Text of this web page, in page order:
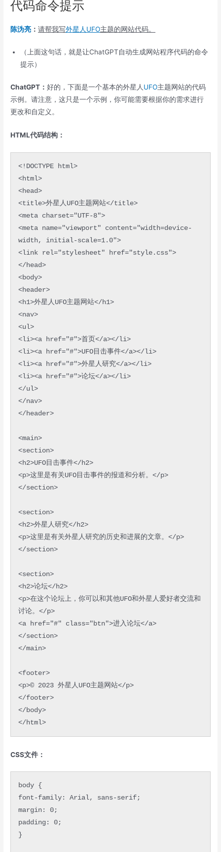
代码命令提示
陈沩亮 ：请帮我写外星人 UFO主题的网站代码。
（上面这句话，就是让ChatGPT自动生成网站程序代码的命令
提示）
ChatGPT：好的，下面是一个基本的外星人 UFO主题网站的代码
示例。请注意，这只是一个示例，你可能需要根据你的需求进行
更改和自定义。
HTML代码结构：
<!DOCTYPE html>
<html>
<head>
<title>外星人UFO主题网站</title>
<meta charset="UTF-8">
<meta name="viewport" content="width=device-
width, initial-scale=1.0">
<link rel="stylesheet" href="style.css">
</head>
<body>
<header>
<h1>外星人UFO主题网站</h1>
<nav>
<ul>
<li><a href="#">首页</a></li>
<li><a href="#">UFO目击事件</a></li>
<li><a href="#">外星人研究</a></li>
<li><a href="#">论坛</a></li>
</ul>
</nav>
</header>
<main>
<section>
<h2>UFO目击事件</h2>
<p>这里是有关UFO目击事件的报道和分析。</p>
</section>
<section>
<h2>外星人研究</h2>
<p>这里是有关外星人研究的历史和进展的文章。</p>
</section>
<section>
<h2>论坛</h2>
<p>在这个论坛上，你可以和其他UFO和外星人爱好者交流和
讨论。</p>
<a href="#" class="btn">进入论坛</a>
</section>
</main>
<footer>
<p>© 2023 外星人UFO主题网站</p>
</footer>
</body>
</html>
CSS文件：
body {
font-family: Arial, sans-serif;
margin: 0;
padding: 0;
}